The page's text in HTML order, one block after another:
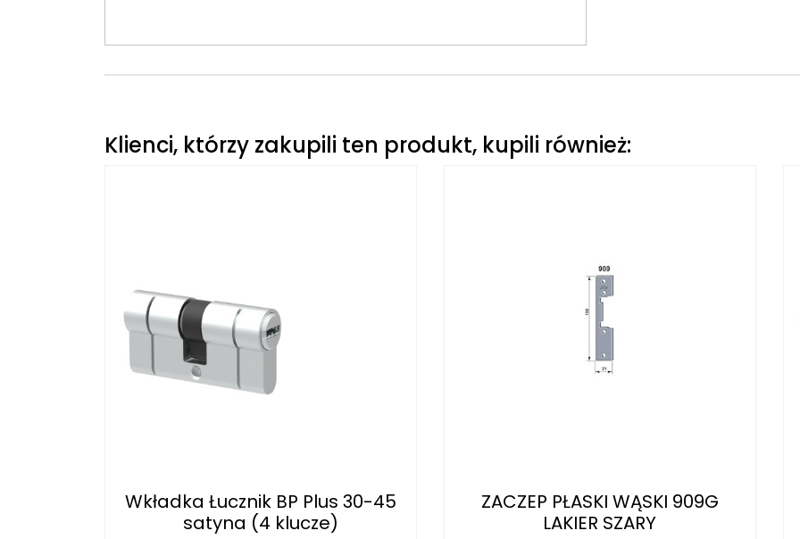
Klienci, którzy zakupili ten produkt, kupili również:
Wkładka Łucznik BP Plus 30-45
satyna (4 klucze)
ZACZEP PŁASKI WĄSKI 909G
LAKIER SZARY